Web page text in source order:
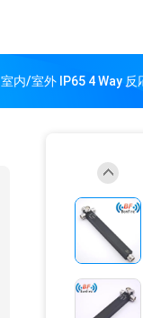
室内/室外 IP65 4 Way